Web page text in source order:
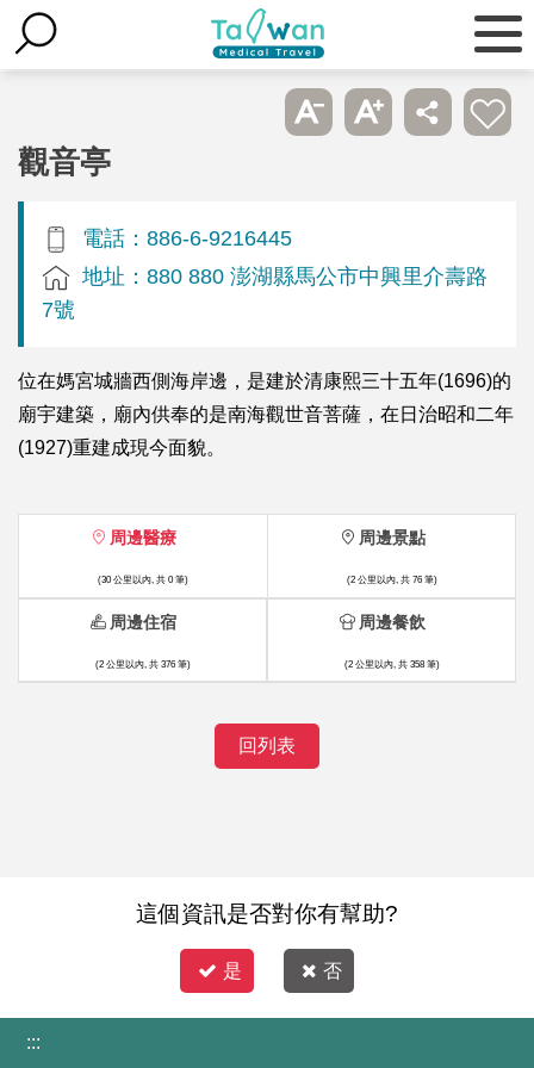
觀音亭
電話：886-6-9216445
地址：880 880 澎湖縣馬公市中興里介壽路
7號
位在媽宮城牆西側海岸邊，是建於清康熙三十五年(1696)的
廟宇建築，廟內供奉的是南海觀世音菩薩，在日治昭和二年
(1927)重建成現今面貌。
周邊醫療
(30 公里以內, 共 0 筆)
周邊景點
(2 公里以內, 共 76 筆)
周邊住宿
(2 公里以內, 共 376 筆)
周邊餐飲
(2 公里以內, 共 358 筆)
回列表
這個資訊是否對你有幫助?
是 否
:::